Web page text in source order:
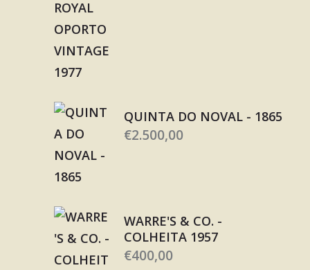
QUINTA DO NOVAL - 1865
€2.500,00
WARRE'S & CO. -
COLHEITA 1957
€400,00